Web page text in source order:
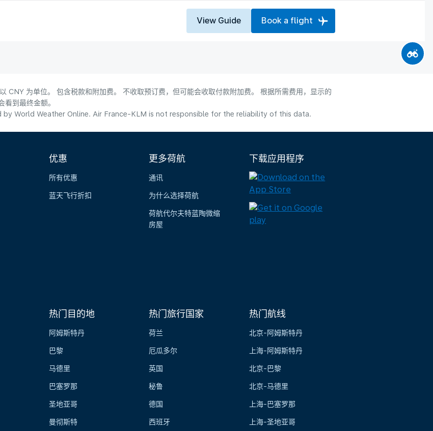
View Guide Book a flight
CNY 为单位。 包含税款和附加费。 不收取预订费，但可能会收取付款附加费。 根据所需费用，显示的
到最终金额。
World Weather Online. Air France-KLM is not responsible for the reliability of this data.
优惠
所有优惠
蓝天飞行折扣
更多荷航
通讯
为什么选择荷航
荷航代尔夫特蓝陶微缩
房屋
下载应用程序
热门目的地
阿姆斯特丹
巴黎
马德里
巴塞罗那
圣地亚哥
曼彻斯特
热门旅行国家
荷兰
厄瓜多尔
英国
秘鲁
德国
西班牙
热门航线
北京-阿姆斯特丹
上海-阿姆斯特丹
北京-巴黎
北京-马德里
上海-巴塞罗那
上海-圣地亚哥